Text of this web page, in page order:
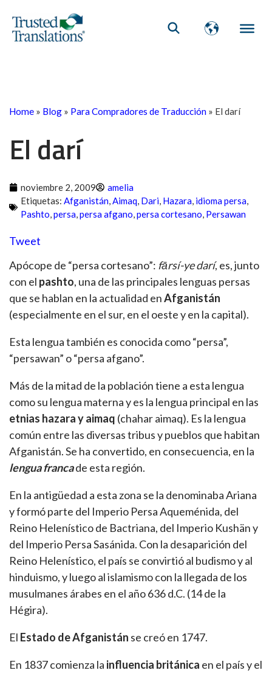
Home » Blog » Para Compradores de Traducción » El darí
El darí
noviembre 2, 2009
amelia
Etiquetas: Afganistán,Aimaq, Dari, Hazara, idioma persa,
Pashto,persa,persa afgano,persa cortesano, Persawan
Tweet
Apócope de “persa cortesano”: fārsí-ye darí, es, junto
con el pashto, una de las principales lenguas persas
que se hablan en la actualidad enAfganistán
(especialmente en el sur, en el oeste y en la capital).
Esta lengua también es conocida como “persa”,
“persawan” o “persa afgano”.
Más de la mitad de la población tiene a esta lengua
como su lengua materna y es la lengua principal en las
etnias hazara y aimaq (chahar aimaq). Es la lengua
común entre las diversas tribus y pueblos que habitan
Afganistán. Se ha convertido, en consecuencia, en la
lengua francade esta región.
En la antigüedad a esta zona se la denominaba Ariana
y formó parte del Imperio Persa Aqueménida, del
Reino Helenístico de Bactriana, del Imperio Kushän y
del Imperio Persa Sasánida. Con la desaparición del
Reino Helenístico, el país se convirtió al budismo y al
hinduismo, y luego al islamismo con la llegada de los
musulmanes árabes en el año 636 d.C. (14 de la
Hégira).
El Estado de Afganistán se creó en 1747.
En 1837 comienza la influencia británica en el país y el